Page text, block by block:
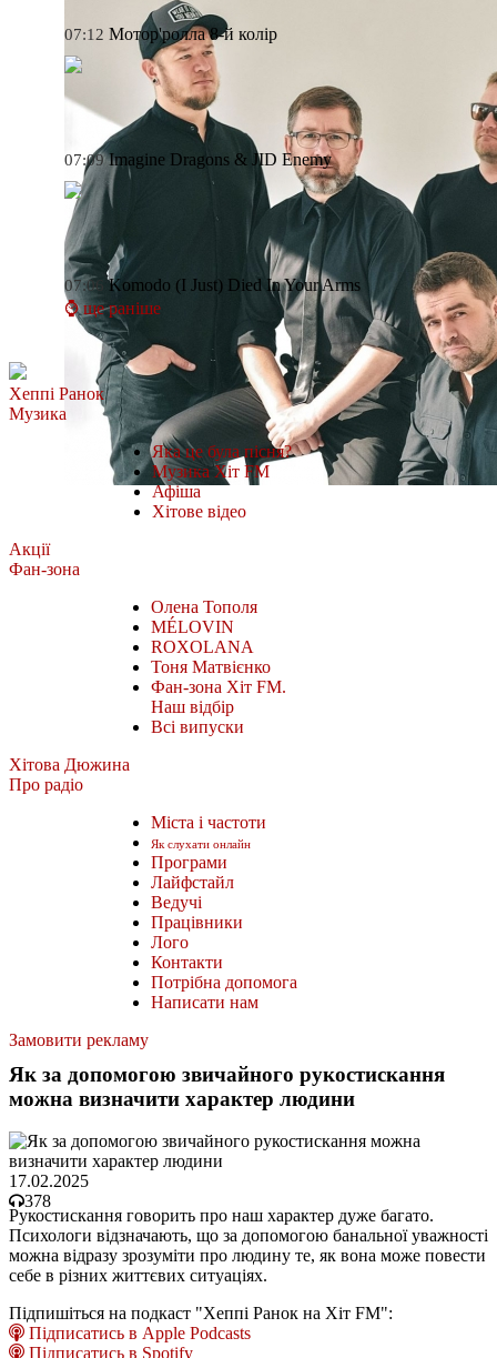
07:12 Мотор'ролла 8-й колір
07:09 Imagine Dragons & JID Enemy
07:06 Komodo (I Just) Died In Your Arms
⌚ ще раніше
Хеппі Ранок
Музика
Яка це була пісня?
Музика Хіт FM
Афіша
Хітове відео
Акції
Фан-зона
Олена Тополя
MÉLOVIN
ROXOLANA
Тоня Матвієнко
Фан-зона Хіт FM.
Наш відбір
Всі випуски
Хітова Дюжина
Про радіо
Міста і частоти
Як слухати онлайн
Програми
Лайфстайл
Ведучі
Працівники
Лого
Контакти
Потрібна допомога
Написати нам
Замовити рекламу
Як за допомогою звичайного рукостискання
можна визначити характер людини
17.02.2025
378
Рукостискання говорить про наш характер дуже багато.
Психологи відзначають, що за допомогою банальної уважності
можна відразу зрозуміти про людину те, як вона може повести
себе в різних життєвих ситуаціях.
Підпишіться на подкаст "Хеппі Ранок на Хіт FM":
Підписатись в Apple Podcasts
Підписатись в Spotify